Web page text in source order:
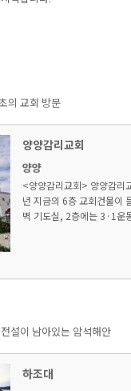
의 교회 방문
양양감리교회
양양
<양양감리교회> 양양감리
년 지금의 6층 교회건물이
벽 기도실, 2층에는 3·1운
설이 남아있는 암석해안
하조대